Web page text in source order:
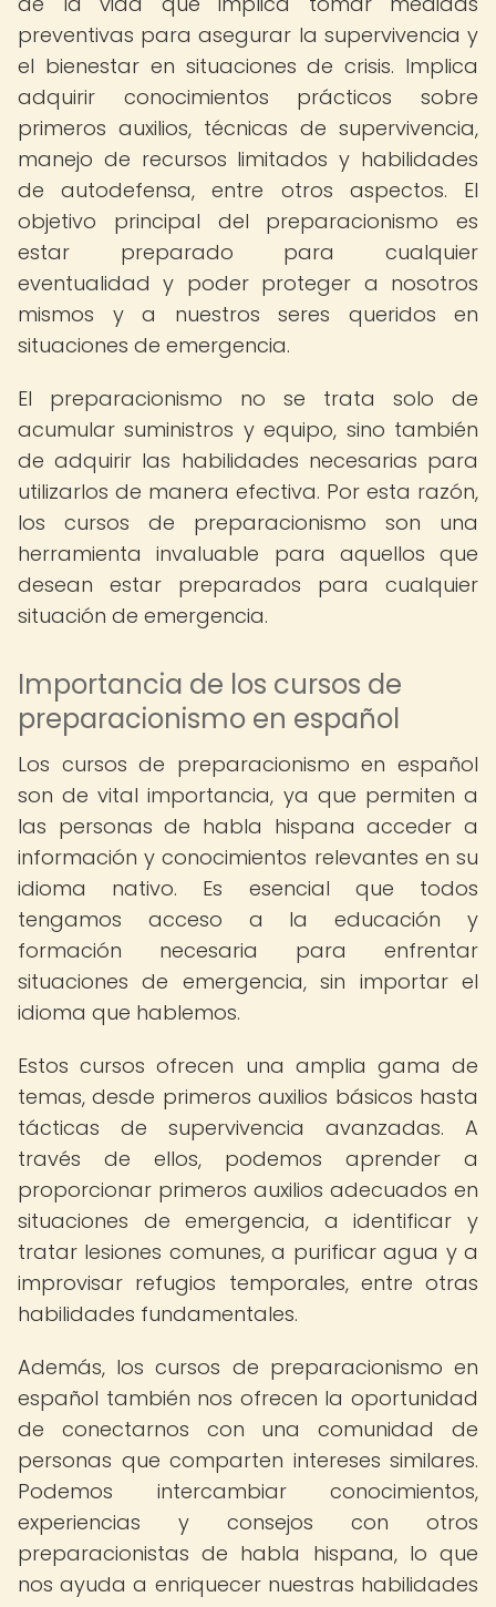
preventivas para asegurar la supervivencia y
el bienestar en situaciones de crisis. Implica
adquirir conocimientos prácticos sobre
primeros auxilios, técnicas de supervivencia,
manejo de recursos limitados y habilidades
de autodefensa, entre otros aspectos. El
objetivo principal del preparacionismo es
estar preparado para cualquier
eventualidad y poder proteger a nosotros
mismos y a nuestros seres queridos en
situaciones de emergencia.
El preparacionismo no se trata solo de
acumular suministros y equipo, sino también
de adquirir las habilidades necesarias para
utilizarlos de manera efectiva. Por esta razón,
los cursos de preparacionismo son una
herramienta invaluable para aquellos que
desean estar preparados para cualquier
situación de emergencia.
Importancia de los cursos de
preparacionismo en español
Los cursos de preparacionismo en español
son de vital importancia, ya que permiten a
las personas de habla hispana acceder a
información y conocimientos relevantes en su
idioma nativo. Es esencial que todos
tengamos acceso a la educación y
formación necesaria para enfrentar
situaciones de emergencia, sin importar el
idioma que hablemos.
Estos cursos ofrecen una amplia gama de
temas, desde primeros auxilios básicos hasta
tácticas de supervivencia avanzadas. A
través de ellos, podemos aprender a
proporcionar primeros auxilios adecuados en
situaciones de emergencia, a identificar y
tratar lesiones comunes, a purificar agua y a
improvisar refugios temporales, entre otras
habilidades fundamentales.
Además, los cursos de preparacionismo en
español también nos ofrecen la oportunidad
de conectarnos con una comunidad de
personas que comparten intereses similares.
Podemos intercambiar conocimientos,
experiencias y consejos con otros
preparacionistas de habla hispana, lo que
nos ayuda a enriquecer nuestras habilidades